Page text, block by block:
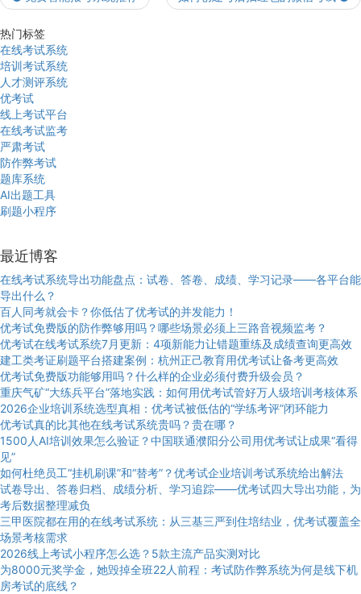
热门标签
在线考试系统
培训考试系统
人才测评系统
优考试
线上考试平台
在线考试监考
严肃考试
防作弊考试
题库系统
AI出题工具
刷题小程序
最近博客
在线考试系统导出功能盘点：试卷、答卷、成绩、学习记录——各平台能
导出什么？
百人同考就会卡？你低估了优考试的并发能力！
优考试免费版的防作弊够用吗？哪些场景必须上三路音视频监考？
优考试在线考试系统7月更新：4项新能力让错题重练及成绩查询更高效
建工类考证刷题平台搭建案例：杭州正己教育用优考试让备考更高效
优考试免费版功能够用吗？什么样的企业必须付费升级会员？
重庆气矿“大练兵平台”落地实践：如何用优考试管好万人级培训考核体系
2026企业培训系统选型真相：优考试被低估的“学练考评”闭环能力
优考试真的比其他在线考试系统贵吗？贵在哪？
1500人AI培训效果怎么验证？中国联通濮阳分公司用优考试让成果“看得
见”
如何杜绝员工“挂机刷课”和“替考”？优考试企业培训考试系统给出解法
试卷导出、答卷归档、成绩分析、学习追踪——优考试四大导出功能，为
考后数据整理减负
三甲医院都在用的在线考试系统：从三基三严到住培结业，优考试覆盖全
场景考核需求
2026线上考试小程序怎么选？5款主流产品实测对比
为8000元奖学金，她毁掉全班22人前程：考试防作弊系统为何是线下机
房考试的底线？